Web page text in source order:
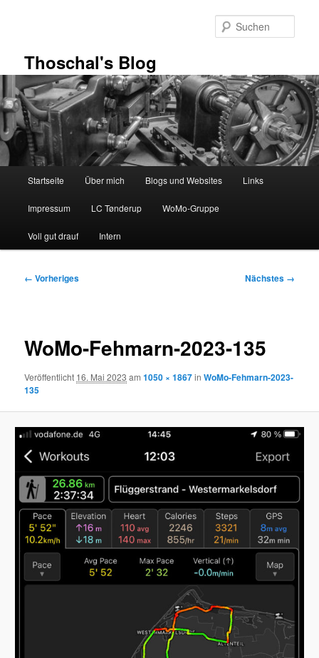
Thoschal's Blog
Startseite Über mich Blogs und Websites Links
Impressum LC Tønderup WoMo-Gruppe
Voll gut drauf Intern
Bilder-
← Vorheriges Nächstes →
WoMo-Fehmarn-2023-135
Veröffentlicht 16. Mai 2023 am1050 × 1867inWoMo-Fehmarn-2023-
135